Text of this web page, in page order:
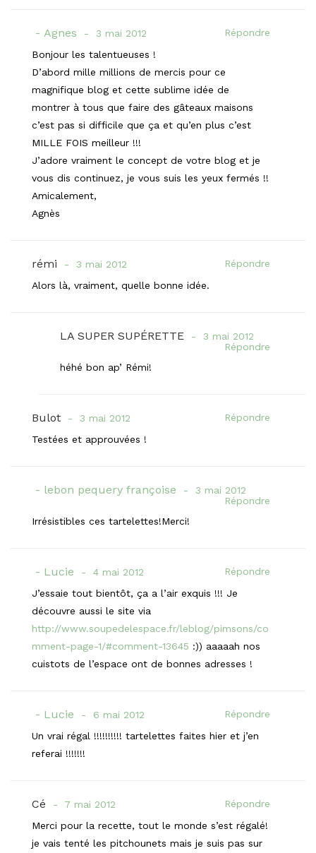
Agnes 3 mai 2012
Répondre
Bonjour les talentueuses !
D’abord mille millions de mercis pour ce
magnifique blog et cette sublime idée de
montrer à tous que faire des gâteaux maisons
c’est pas si difficile que ça et qu’en plus c’est
MILLE FOIS meilleur !!!
J’adore vraiment le concept de votre blog et je
vous dis continuez, je vous suis les yeux fermés !!
Amicalement,
Agnès
rémi 3 mai 2012
Répondre
Alors là, vraiment, quelle bonne idée.
LA SUPER SUPÉRETTE
3 mai 2012
Répondre
héhé bon ap’ Rémi!
Bulot 3 mai 2012
Répondre
Testées et approuvées !
lebon pequery françoise
3 mai 2012
Répondre
Irrésistibles ces tartelettes!Merci!
Lucie 4 mai 2012
Répondre
J’essaie tout bientôt, ça a l’air exquis !!! Je
découvre aussi le site via
http://www.soupedelespace.fr/leblog/pimsons/co
mment-page-1/#comment-13645 :)) aaaaah nos
cuistots de l’espace ont de bonnes adresses !
Lucie 6 mai 2012
Répondre
Un vrai régal !!!!!!!!!! tartelettes faites hier et j’en
referai !!!!!!!
Cé 7 mai 2012
Répondre
Merci pour la recette, tout le monde s’est régalé!
je vais tenté les pitchounets mais je suis pas sur